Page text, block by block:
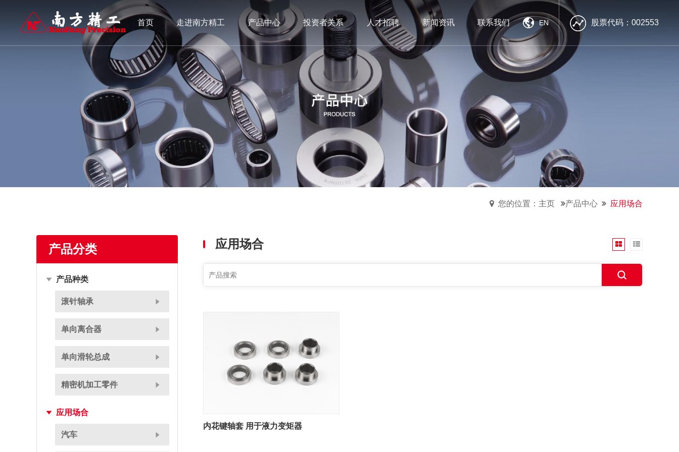
首页 走进南方精工 产品中心
南方精工
雄厚的技术力量
优质的产品
高效的售前售后服务
自1988年成立以来，公司一直致力于传动领域轴承及其相关零部件的制造和研发，在汽车、摩托车以
及工业应用领域卓有声誉。公司主要生产滚针轴承、单向离合器和单向滑轮总成，其系列产品已为多
家世界500强企业以及全球诸多著名公司配套。
单向离合器
单向滑轮总成
滚针轴承数据库 下载中心
投资者关系 人才招聘
南方精工
雄厚的技术力量
优质的产品
高效的售前售后服务
自1988年成立以来，公司一直致力于传动领域轴承及其相关零部件的制造和研发，在汽车、摩托车以
及工业应用领域卓有声誉。公司主要生产滚针轴承、单向离合器和单向滑轮总成，其系列产品已为多
家世界500强企业以及全球诸多著名公司配套。
人才招聘
新闻资讯
南方精工
雄厚的技术力量
优质的产品
高效的售前售后服务
自1988年成立以来，公司一直致力于传动领域轴承及其相关零部件的制造和研发，在汽车、摩托车以
及工业应用领域卓有声誉。公司主要生产滚针轴承、单向离合器和单向滑轮总成，其系列产品已为多
家世界500强企业以及全球诸多著名公司配套。
行业新闻
联系我们 EN 股票代码：002553
您的位置：主页 产品中心 应用场合
产品分类
产品种类
滚针轴承
单向离合器
单向滑轮总成
精密机加工零件
应用场合
汽车
应用场合
内花键轴套 用于液力变矩器